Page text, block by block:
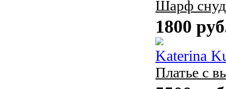
Шарф снуд
1800
Katerina
Платье с